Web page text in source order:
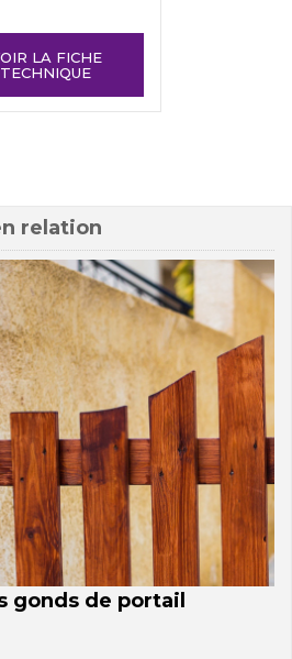
LA FICHE
TECHNIQUE
relation
gonds de portail